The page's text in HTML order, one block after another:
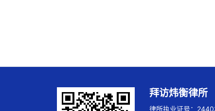
拜访炜衡律所
律所执业证号：